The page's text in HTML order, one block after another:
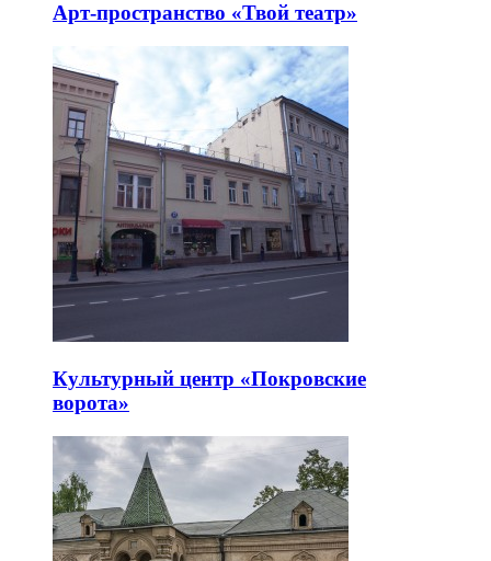
Арт-пространство «Твой театр»
Культурный центр «Покровские
ворота»